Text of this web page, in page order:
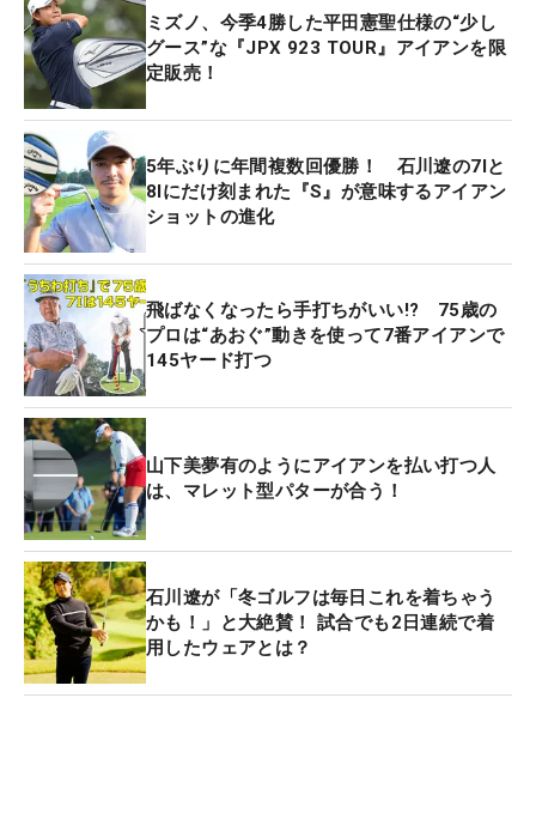
ミズノ、今季4勝した平田憲聖仕様の“少し
グース”な『JPX 923 TOUR』アイアンを限
定販売！
5年ぶりに年間複数回優勝！ 石川遼の7Iと
8Iにだけ刻まれた『S』が意味するアイアン
ショットの進化
飛ばなくなったら手打ちがいい!? 75歳の
プロは“あおぐ”動きを使って7番アイアンで
145ヤード打つ
山下美夢有のようにアイアンを払い打つ人
は、マレット型パターが合う！
石川遼が「冬ゴルフは毎日これを着ちゃう
かも！」と大絶賛！ 試合でも2日連続で着
用したウェアとは？